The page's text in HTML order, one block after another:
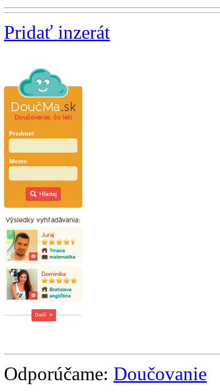
Pridať inzerát
Odporúčame: Doučovanie